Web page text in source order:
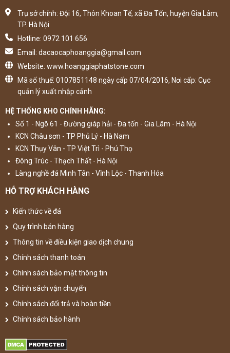
Trụ sở chính: Đội 16, Thôn Khoan Tế, xã Đa Tốn, huyện Gia Lâm,
TP. Hà Nội
Hotline: 0972 101 656
Email: dacaocaphoanggia@gmail.com
Website: www.hoanggiaphatstone.com
Mã số thuế: 0107851148 ngày cấp 07/04/2016, Nơi cấp: Cục
quản lý xuất nhập cảnh
HỆ THỐNG KHO CHÍNH HÃNG:
Số 1 - Ngõ 61 - Đường giáp hải - Đa tốn - Gia Lâm - Hà Nội
KCN Châu sơn - TP Phủ Lý - Hà Nam
KCN Thụy Vân - TP Việt Trì - Phú Thọ
Đông Trúc - Thạch Thất - Hà Nội
Làng nghề đá Minh Tân - Vĩnh Lộc - Thanh Hóa
HỖ TRỢ KHÁCH HÀNG
Kiến thức về đá
Quy trình bán hàng
Thông tin về điều kiện giao dịch chung
Chính sách thanh toán
Chính sách bảo mật thông tin
Chính sách vận chuyển
Chính sách đổi trả và hoàn tiền
Chính sách bảo hành